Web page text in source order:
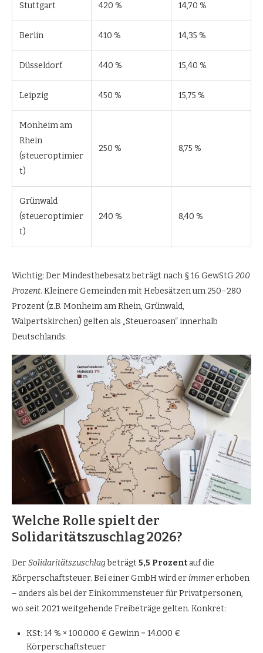
Stuttgart 420 % 14,70 %
Berlin 410 % 14,35 %
Düsseldorf 440 % 15,40 %
Leipzig 450 % 15,75 %
Monheim am
Rhein
(steueroptimier
t)
250 % 8,75 %
Grünwald
(steueroptimier
t)
240 % 8,40 %
Wichtig: Der Mindesthebesatz beträgt nach § 16 GewStG 200
Prozent. Kleinere Gemeinden mit Hebesätzen um 250–280
Prozent (z.B. Monheim am Rhein, Grünwald,
Walpertskirchen) gelten als „Steueroasen“ innerhalb
Deutschlands.
Welche Rolle spielt der
Solidaritätszuschlag 2026?
DerSolidaritätszuschlagbeträgt5,5 Prozent auf die
Körperschaftsteuer. Bei einer GmbH wird er immererhoben
– anders als bei der Einkommensteuer für Privatpersonen,
wo seit 2021 weitgehende Freibeträge gelten. Konkret:
KSt: 14 % × 100.000 € Gewinn = 14.000 €
Körperschaftsteuer